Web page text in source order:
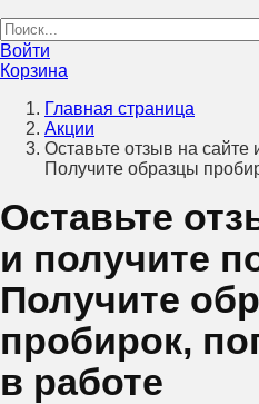
Войти
Корзина
Главная страница
Акции
Оставьте отзыв на сайте
Получите образцы
Оставьте
и получите
Получите
пробирок,
в работе